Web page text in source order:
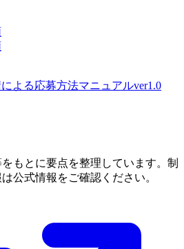
よる応募方法マニュアルver1.0
もとに要点を整理しています。制
公式情報をご確認ください。